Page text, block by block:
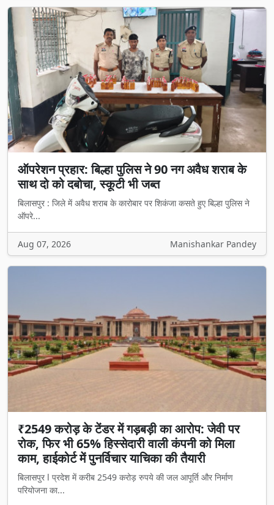
ऑपरेशन प्रहार: बिल्हा पुलिस ने 90 नग अवैध शराब के
साथ दो को दबोचा, स्कूटी भी जब्त
बिलासपुर : जिले में अवैध शराब के कारोबार पर शिकंजा कसते हुए बिल्हा पुलिस ने
ऑपरे...
Aug 07, 2026 Manishankar Pandey
₹2549 करोड़ के टेंडर में गड़बड़ी का आरोप: जेवी पर
रोक, फिर भी 65% हिस्सेदारी वाली कंपनी को मिला
काम, हाईकोर्ट में पुनर्विचार याचिका की तैयारी
बिलासपुर l प्रदेश में करीब 2549 करोड़ रुपये की जल आपूर्ति और निर्माण
परियोजना का...